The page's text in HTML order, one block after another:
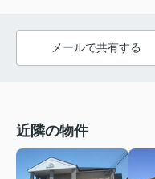
メールで共有する
近隣の物件